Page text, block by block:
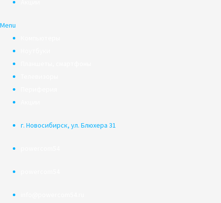
Menu
г. Новосибирск, ул. Блюхера 31